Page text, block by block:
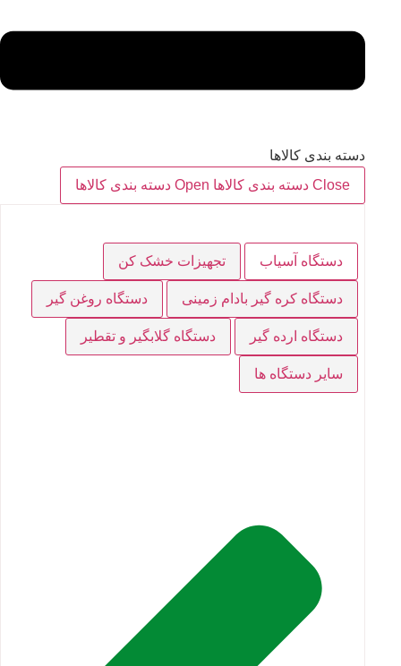
دسته بندی کالاها
Close دسته بندی کالاها
Open دسته بندی کالاها
دستگاه آسیاب تجهیزات خشک کن
دستگاه کره گیر بادام زمینی دستگاه روغن گیر
دستگاه ارده گیر دستگاه گلابگیر و تقطیر
سایر دستگاه ها